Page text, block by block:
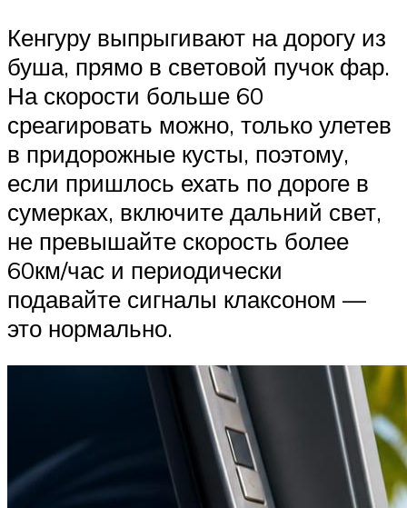
Кенгуру выпрыгивают на дорогу из
буша, прямо в световой пучок фар.
На скорости больше 60
среагировать можно, только улетев
в придорожные кусты, поэтому,
если пришлось ехать по дороге в
сумерках, включите дальний свет,
не превышайте скорость более
60км/час и периодически
подавайте сигналы клаксоном —
это нормально.